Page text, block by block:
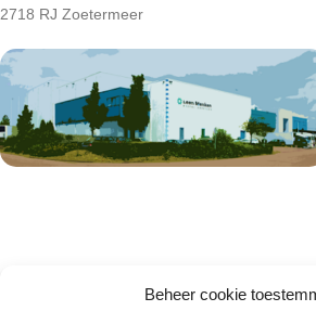
Beheer cookie
2718 RJ Zoetermeer